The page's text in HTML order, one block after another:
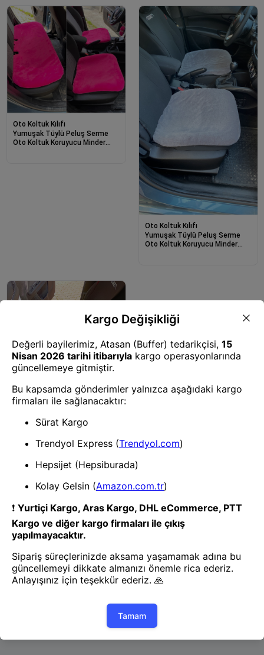
Oto Koltuk Kılıfı
Yumuşak Tüylü Peluş Serme
Oto Koltuk Koruyucu Minder
Oto Koltuk Kılıfı
Yumuşak Tüylü Peluş Serme
Oto Koltuk Koruyucu Minder
Oto Koltuk Kılıfı
Yumuşak Tüylü Peluş Serme
Oto Koltuk Koruyucu Minder
1